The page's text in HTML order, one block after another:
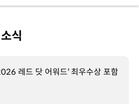
식
레드 닷 어워드' 최우수상 포함